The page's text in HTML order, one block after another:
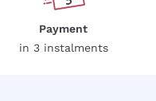
Payment
in 3 instalments